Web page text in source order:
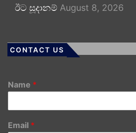
ඊට සූදානම් August 8, 2026
CONTACT US
Name *
Email *